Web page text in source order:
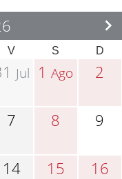
V S D
Jul 1Ago 2
7 8 9
14 15 16